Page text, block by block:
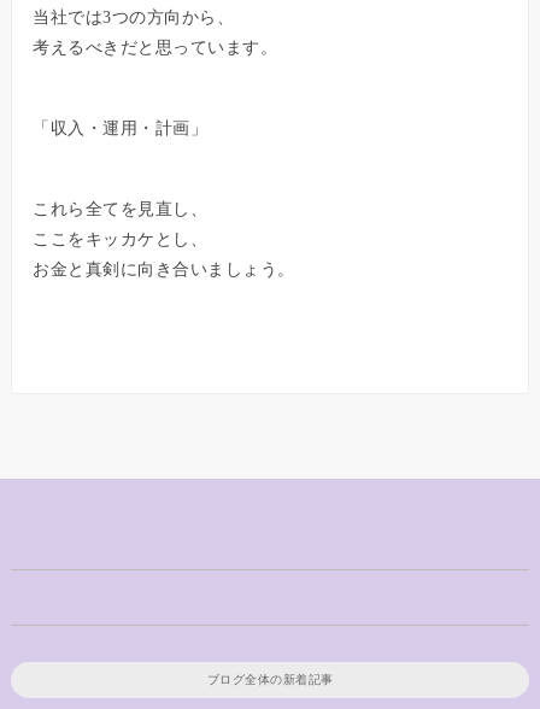
当社では3つの方向から、
考えるべきだと思っています。
「収入・運用・計画」
これら全てを見直し、
ここをキッカケとし、
お金と真剣に向き合いましょう。
ブログ全体の新着記事